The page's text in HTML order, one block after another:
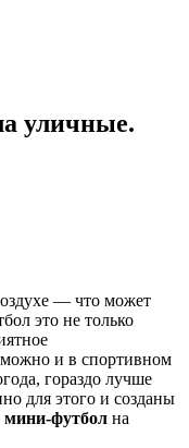
уличные.
— что может
это не только
и в спортивном
гораздо лучше
для этого и созданы
мини-футбол на